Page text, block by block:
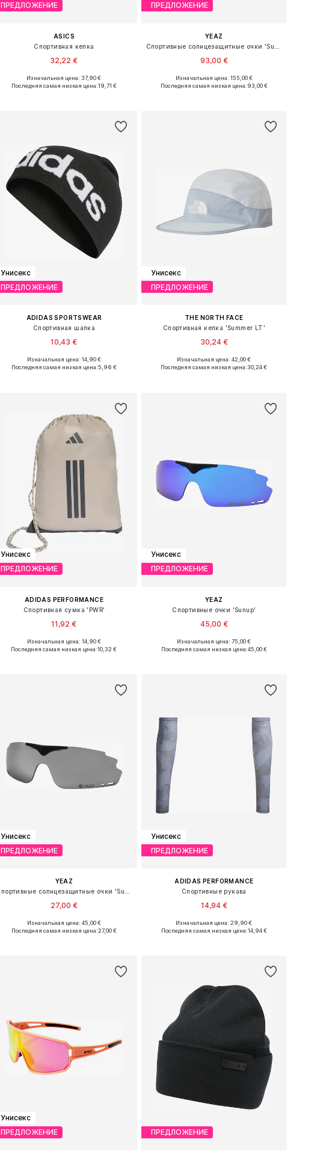
ПРЕДЛОЖЕНИЕ
ASICS
Спортивная кепка
32,22 €
Доступные размеры: 58-59
Изначальная цена: 37,90 €
Последняя самая низкая цена:19,71 €
ПРЕДЛОЖЕНИЕ
YEAZ
93,00 €
Доступные размеры: One Size
Изначальная цена: 155,00 €
Последняя самая низкая цена:93,00 €
Унисекс
ПРЕДЛОЖЕНИЕ
ADIDAS SPORTSWEAR
Спортивная шапка
10,43 €
Доступные размеры: 58-59
Изначальная цена: 14,90 €
Последняя самая низкая цена:5,96 €
Унисекс
ПРЕДЛОЖЕНИЕ
THE NORTH FACE
Спортивная кепка 'Summer LT'
30,24 €
Доступные размеры: 55-60
Изначальная цена: 42,00 €
Последняя самая низкая цена:30,24 €
Унисекс
ПРЕДЛОЖЕНИЕ
ADIDAS PERFORMANCE
Спортивная сумка 'PWR'
11,92 €
Доступные размеры: NS
Изначальная цена: 14,90 €
Последняя самая низкая цена:10,32 €
Унисекс
ПРЕДЛОЖЕНИЕ
YEAZ
Спортивные очки 'Sunup'
45,00 €
Доступные размеры: One Size
Изначальная цена: 75,00 €
Последняя самая низкая цена:45,00 €
Унисекс
ПРЕДЛОЖЕНИЕ
YEAZ
27,00 €
Доступные размеры: One Size
Изначальная цена: 45,00 €
Последняя самая низкая цена:27,00 €
Унисекс
ПРЕДЛОЖЕНИЕ
ADIDAS PERFORMANCE
Спортивные рукава
14,94 €
Доступные размеры: S
Изначальная цена: 29,90 €
Последняя самая низкая цена:14,94 €
Унисекс
ПРЕДЛОЖЕНИЕ
ПРЕДЛОЖЕНИЕ